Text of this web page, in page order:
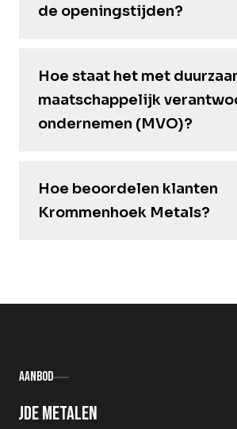
de openingstijden?
Hoe staat het met
maatschappelijk
ondernemen (MVO)?
Hoe beoordelen klanten
Krommenhoek Metals?
Aanbod
Oude metalen